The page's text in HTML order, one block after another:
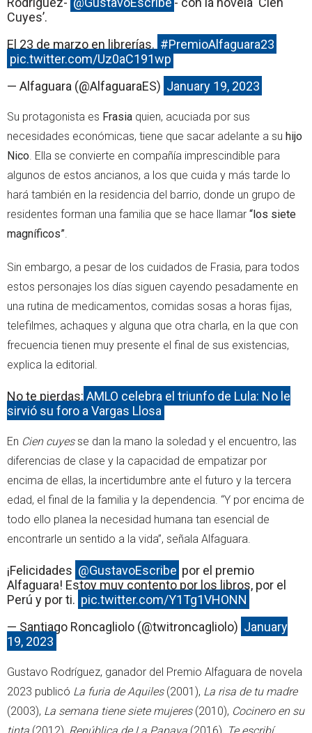
Cuyes’.
El 23 de marzo en librerías. #PremioAlfaguara23
pic.twitter.com/Uz0aC191wp
— Alfaguara (@AlfaguaraES) January 19, 2023
Su protagonista es Frasia quien, acuciada por sus
necesidades económicas, tiene que sacar adelante a su hijo
Nico . Ella se convierte en compañía imprescindible para
algunos de estos ancianos, a los que cuida y más tarde lo
hará también en la residencia del barrio, donde un grupo de
residentes forman una familia que se hace llamar “los siete
magníficos”
Sin embargo, a pesar de los cuidados de Frasia, para todos
estos personajes los días siguen cayendo pesadamente en
una rutina de medicamentos, comidas sosas a horas fijas,
telefilmes, achaques y alguna que otra charla, en la que con
frecuencia tienen muy presente el final de sus existencias,
explica la editorial.
No te pierdas: AMLO celebra el triunfo de Lula: No le
sirvió su foro a Vargas Llosa
En Cien cuyesse dan la mano la soledad y el encuentro, las
diferencias de clase y la capacidad de empatizar por
encima de ellas, la incertidumbre ante el futuro y la tercera
edad, el final de la familia y la dependencia. “Y por encima de
todo ello planea la necesidad humana tan esencial de
encontrarle un sentido a la vida”, señala Alfaguara.
¡Felicidades ⁦ @GustavoEscribe ⁩ por el premio
Alfaguara! Estoy muy contento por los libros, por el
Perú y por ti. pic.twitter.com/Y1Tg1VHONN
— Santiago Roncagliolo (@twitroncagliolo) January
19, 2023
Gustavo Rodríguez, ganador del Premio Alfaguara de novela
2023 publicó La furia de Aquiles(2001), La risa de tu madre
(2003), La semana tiene siete mujeres(2010), Cocinero en su